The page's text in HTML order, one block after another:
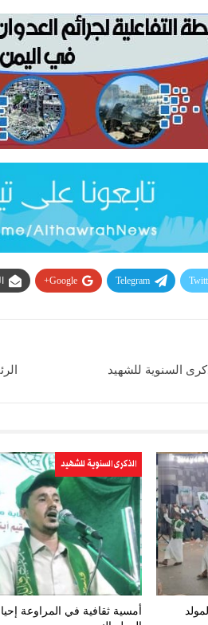
Telegram
Google+
السنوية للشهيد
الذكرى السنوية للشهيد
أمسية ثقافية في المراوعة